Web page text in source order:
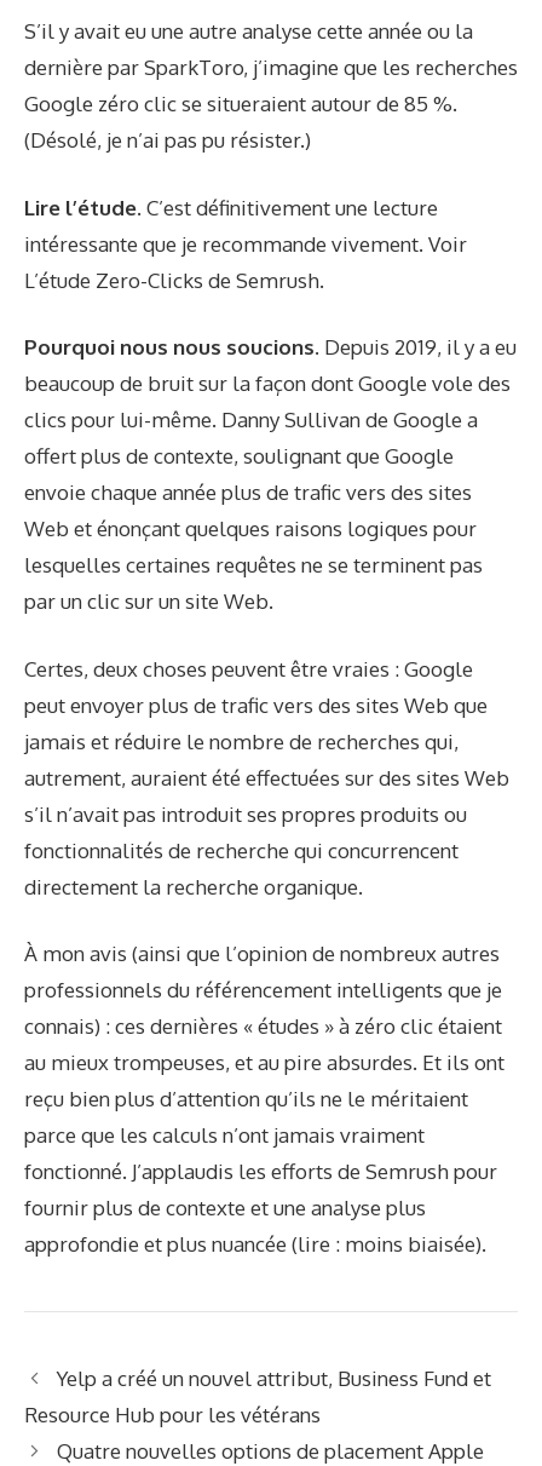
S’il y avait eu une autre analyse cette année ou la
dernière par SparkToro, j’imagine que les recherches
Google zéro clic se situeraient autour de 85 %.
(Désolé, je n’ai pas pu résister.)
Lire l’étude. C’est définitivement une lecture
intéressante que je recommande vivement. Voir
L’étude Zero-Clicks de Semrush.
Pourquoi nous nous soucions. Depuis 2019, il y a eu
beaucoup de bruit sur la façon dont Google vole des
clics pour lui-même. Danny Sullivan de Google a
offert plus de contexte, soulignant que Google
envoie chaque année plus de trafic vers des sites
Web et énonçant quelques raisons logiques pour
lesquelles certaines requêtes ne se terminent pas
par un clic sur un site Web.
Certes, deux choses peuvent être vraies : Google
peut envoyer plus de trafic vers des sites Web que
jamais et réduire le nombre de recherches qui,
autrement, auraient été effectuées sur des sites Web
s’il n’avait pas introduit ses propres produits ou
fonctionnalités de recherche qui concurrencent
directement la recherche organique.
À mon avis (ainsi que l’opinion de nombreux autres
professionnels du référencement intelligents que je
connais) : ces dernières « études » à zéro clic étaient
au mieux trompeuses, et au pire absurdes. Et ils ont
reçu bien plus d’attention qu’ils ne le méritaient
parce que les calculs n’ont jamais vraiment
fonctionné. J’applaudis les efforts de Semrush pour
fournir plus de contexte et une analyse plus
approfondie et plus nuancée (lire : moins biaisée).
Yelp a créé un nouvel attribut, Business Fund et
Resource Hub pour les vétérans
Quatre nouvelles options de placement Apple